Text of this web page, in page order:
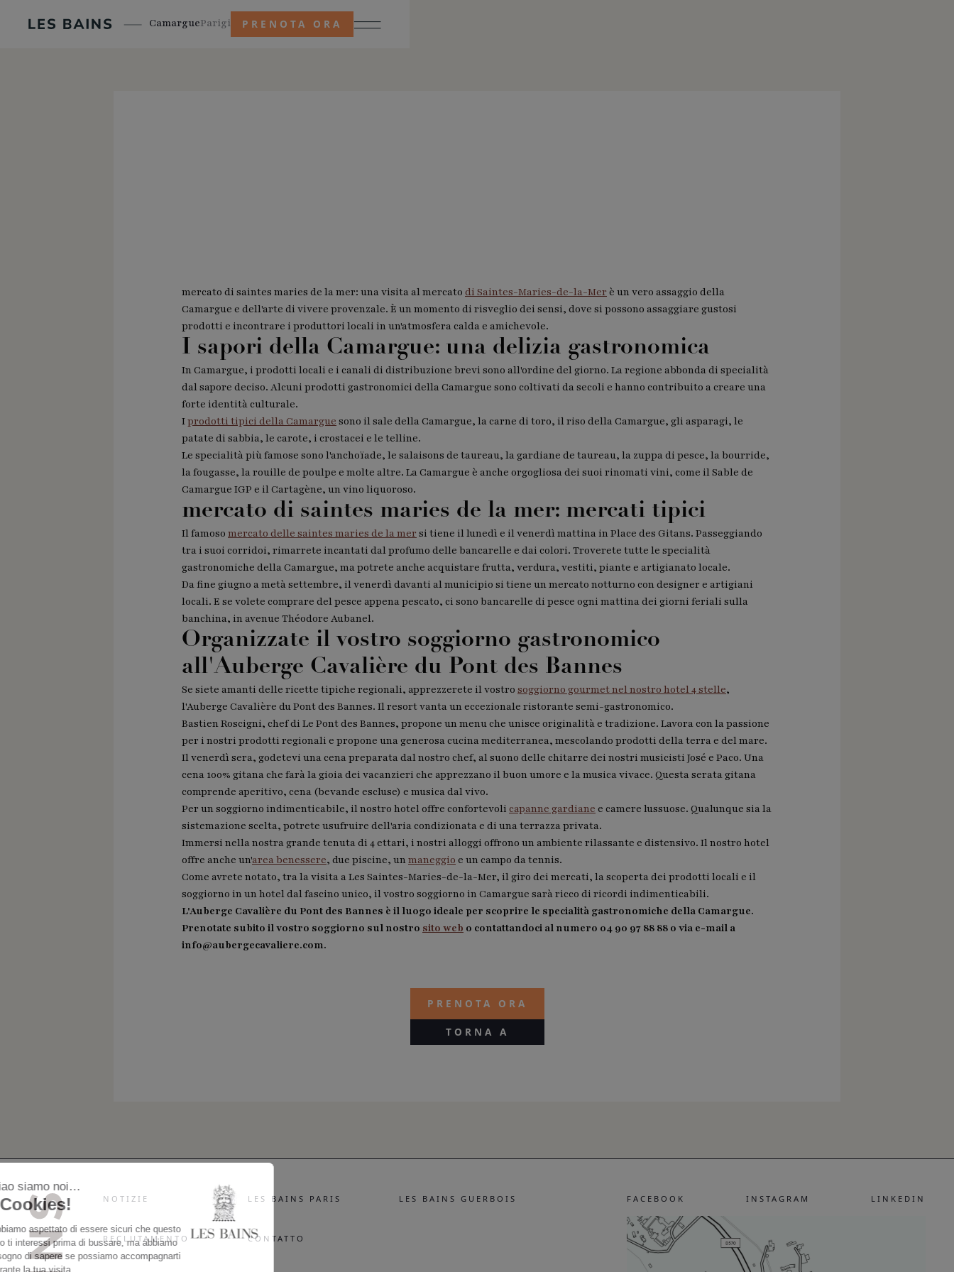
CamargueParigi PRENOTA ORA
mercato di saintes maries de la mer: una visita al mercato di Saintes-Maries-de-la-Mer è un vero assaggio della
Camargue e dell'arte di vivere provenzale. È un momento di risveglio dei sensi, dove si possono assaggiare gustosi
prodotti e incontrare i produttori locali in un'atmosfera calda e amichevole.
I sapori della Camargue: una delizia gastronomica
In Camargue, i prodotti locali e i canali di distribuzione brevi sono all'ordine del giorno. La regione abbonda di specialità
dal sapore deciso. Alcuni prodotti gastronomici della Camargue sono coltivati da secoli e hanno contribuito a creare una
forte identità culturale.
Iprodotti tipici della Camargue sono il sale della Camargue, la carne di toro, il riso della Camargue, gli asparagi, le
patate di sabbia, le carote, i crostacei e le telline.
Le specialità più famose sono l'anchoïade, le salaisons de taureau, la gardiane de taureau, la zuppa di pesce, la bourride,
la fougasse, la rouille de poulpe e molte altre. La Camargue è anche orgogliosa dei suoi rinomati vini, come il Sable de
Camargue IGP e il Cartagène, un vino liquoroso.
mercato di saintes maries de la mer: mercati tipici
Il famoso mercato delle saintes maries de la mer si tiene il lunedì e il venerdì mattina in Place des Gitans. Passeggiando
tra i suoi corridoi, rimarrete incantati dal profumo delle bancarelle e dai colori. Troverete tutte le specialità
gastronomiche della Camargue, ma potrete anche acquistare frutta, verdura, vestiti, piante e artigianato locale.
Da fine giugno a metà settembre, il venerdì davanti al municipio si tiene un mercato notturno con designer e artigiani
locali. E se volete comprare del pesce appena pescato, ci sono bancarelle di pesce ogni mattina dei giorni feriali sulla
banchina, in avenue Théodore Aubanel.
Organizzate il vostro soggiorno gastronomico
all'Auberge Cavalière du Pont des Bannes
Se siete amanti delle ricette tipiche regionali, apprezzerete il vostro soggiorno gourmet nel nostro hotel 4 stelle,
l'Auberge Cavalière du Pont des Bannes. Il resort vanta un eccezionale ristorante semi-gastronomico.
Bastien Roscigni, chef di Le Pont des Bannes, propone un menu che unisce originalità e tradizione. Lavora con la passione
per i nostri prodotti regionali e propone una generosa cucina mediterranea, mescolando prodotti della terra e del mare.
Il venerdì sera, godetevi una cena preparata dal nostro chef, al suono delle chitarre dei nostri musicisti José e Paco. Una
cena 100% gitana che farà la gioia dei vacanzieri che apprezzano il buon umore e la musica vivace. Questa serata gitana
comprende aperitivo, cena (bevande escluse) e musica dal vivo.
Per un soggiorno indimenticabile, il nostro hotel offre confortevoli capanne gardiane e camere lussuose. Qualunque sia la
sistemazione scelta, potrete usufruire dell'aria condizionata e di una terrazza privata.
Immersi nella nostra grande tenuta di 4 ettari, i nostri alloggi offrono un ambiente rilassante e distensivo. Il nostro hotel
offre anche un'area benessere, due piscine, unmaneggio e un campo da tennis.
Come avrete notato, tra la visita a Les Saintes-Maries-de-la-Mer, il giro dei mercati, la scoperta dei prodotti locali e il
soggiorno in un hotel dal fascino unico, il vostro soggiorno in Camargue sarà ricco di ricordi indimenticabili.
L'Auberge Cavalière du Pont des Bannes è il luogo ideale per scoprire le specialità gastronomiche della Camargue.
Prenotate subito il vostro soggiorno sul nostro sito web o contattandoci al numero 04 90 97 88 88 o via e-mail a
info@aubergecavaliere.com.
PRENOTA ORA
TORNA A
NOTIZIE LES BAINS PARIS LES BAINS GUERBOIS
RECLUTAMENTO CONTATTO
FACEBOOK INSTAGRAM LINKEDIN